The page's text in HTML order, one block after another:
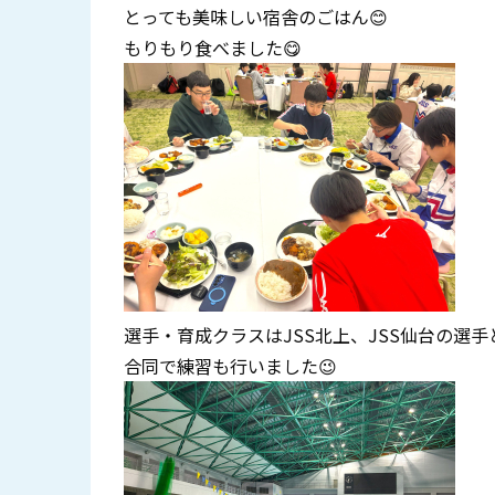
とっても美味しい宿舎のごはん😊
もりもり食べました😋
選手・育成クラスはJSS北上、JSS仙台の選手
合同で練習も行いました😉